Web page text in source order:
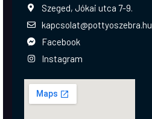
Szeged, Jókai utca 7-9.
kapcsolat@pottyoszebra.hu
Facebook
Instagram